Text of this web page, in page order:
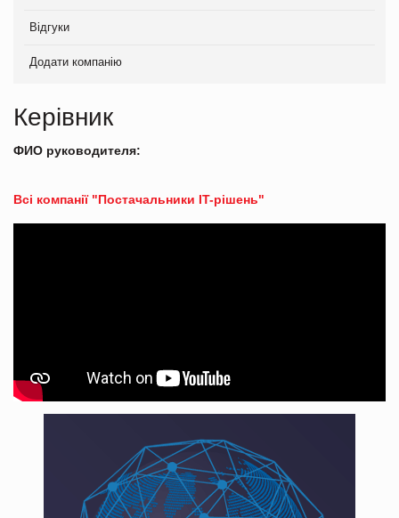
Відгуки
Додати компанію
Керівник
ФИО руководителя:
Всі компанії "Постачальники IT-рішень"